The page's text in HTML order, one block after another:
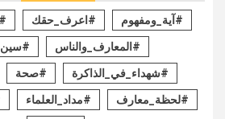
#آية_ومفهوم #اعرف_حقك
#المعارف_والناس
#شهداء_في_الذاكرة #صحة
#لحظة_معارف #مداد_العلماء